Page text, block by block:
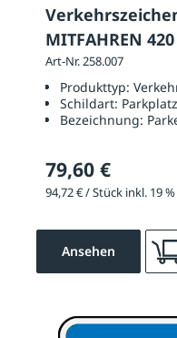
MITFAHREN
Art-Nr. 258.007
Produkttyp:
Schildart:
Bezeichnung:
79,60 €
94,72 € / Stück inkl. 19
Ansehen